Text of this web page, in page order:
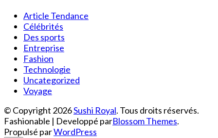
Article Tendance
Célébrités
Des sports
Entreprise
Fashion
Technologie
Uncategorized
Voyage
© Copyright 2026Sushi Royal. Tous droits réservés.
Fashionable | Developpé parBlossom Themes.
Propulsé parWordPress